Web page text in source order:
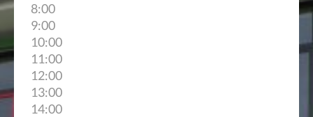
8:00
9:00
10:00
11:00
12:00
13:00
14:00